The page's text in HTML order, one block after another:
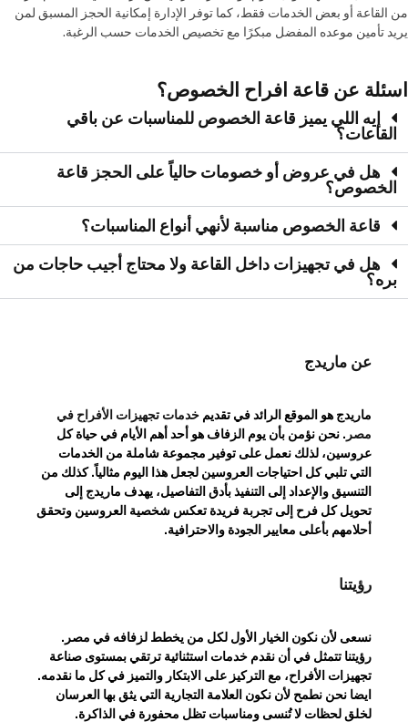
من القاعة أو بعض الخدمات فقط، كما توفر الإدارة إمكانية الحجز المسبق لمن
يريد تأمين موعده المفضل مبكرًا مع تخصيص الخدمات حسب الرغبة.
اسئلة عن قاعة افراح الخصوص؟
إيه اللي يميز قاعة الخصوص للمناسبات عن باقي
القاعات؟
هل في عروض أو خصومات حالياً على الحجز قاعة
الخصوص؟
قاعة الخصوص مناسبة لأنهي أنواع المناسبات؟
هل في تجهيزات داخل القاعة ولا محتاج أجيب حاجات من
بره؟
عن ماريدج
ماريدج هو الموقع الرائد في تقديم خدمات تجهيزات الأفراح في
مصر . نحن نؤمن بأن يوم الزفاف هو أحد أهم الأيام في حياة كل
عروسين، لذلك نعمل على توفير مجموعة شاملة من الخدمات
التي تلبي كل احتياجات العروسين لجعل هذا اليوم مثالياً. كذلك من
التنسيق والإعداد إلى التنفيذ بأدق التفاصيل، يهدف ماريدج إلى
تحويل كل فرح إلى تجربة فريدة تعكس شخصية العروسين وتحقق
أحلامهم بأعلى معايير الجودة والاحترافية.
رؤيتنا
نسعى لأن نكون الخيار الأول لكل من يخطط لزفافه في مصر.
رؤيتنا تتمثل في أن نقدم خدمات استثنائية ترتقي بمستوى صناعة
تجهيزات الأفراح، مع التركيز على الابتكار والتميز في كل ما نقدمه.
ايضا نحن نطمح لأن نكون العلامة التجارية التي يثق بها العرسان
لخلق لحظات لا تُنسى ومناسبات تظل محفورة في الذاكرة.